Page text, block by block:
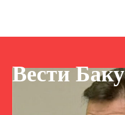
Вести Баку